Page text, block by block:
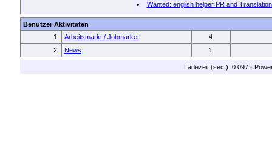
Wanted: english helper PR and
Benutzer Aktivitäten
1.
Arbeitsmarkt / Jobmarket
4
2.
News 1
Ladezeit (sec.): 0.097 ·